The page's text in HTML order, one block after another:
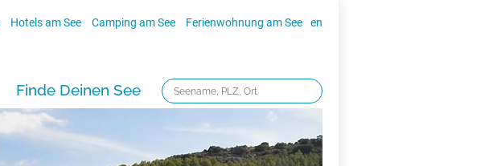
Hotels am See Camping am See Ferienwohnung am See en
Finde Deinen See